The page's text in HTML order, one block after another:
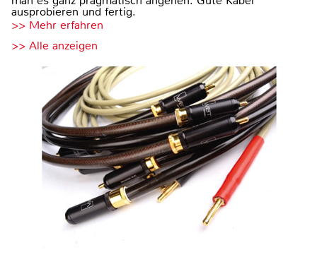
ausprobieren und fertig.
>> Mehr erfahren
>> Alle anzeigen